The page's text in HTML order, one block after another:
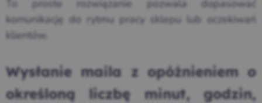
To proste rozwiązanie pozwala dopasować
komunikację do rytmu pracy sklepu lub oczekiwań
klientów.
Wysłanie maila z opóźnieniem o
określoną liczbę minut, godzin,